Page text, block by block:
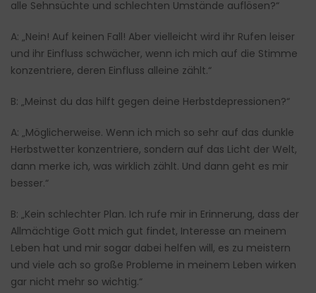
alle Sehnsüchte und schlechten Umstände auflösen?“
A: „Nein! Auf keinen Fall! Aber vielleicht wird ihr Rufen leiser
und ihr Einfluss schwächer, wenn ich mich auf die Stimme
konzentriere, deren Einfluss alleine zählt.“
B: „Meinst du das hilft gegen deine Herbstdepressionen?“
A: „Möglicherweise. Wenn ich mich so sehr auf das dunkle
Herbstwetter konzentriere, sondern auf das Licht der Welt,
dann merke ich, was wirklich zählt. Und dann geht es mir
besser.“
B: „Kein schlechter Plan. Ich rufe mir in Erinnerung, dass der
Allmächtige Gott mich gut findet, Interesse an meinem
Leben hat und mir sogar dabei helfen will, es zu meistern
und viele ach so große Probleme in meinem Leben wirken
gar nicht mehr so wichtig.“